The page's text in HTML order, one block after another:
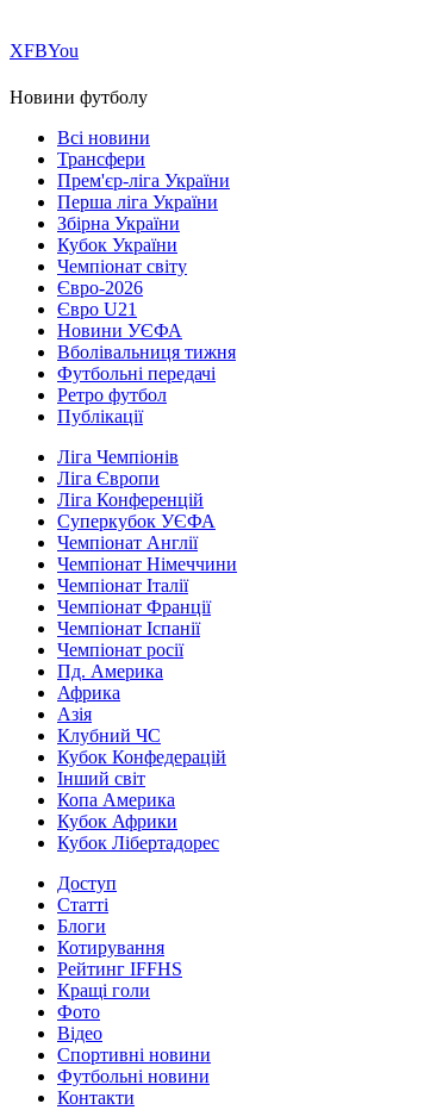
ХFBYou
Новини футболу
Всі новини
Трансфери
Прем'єр-ліга України
Перша ліга України
Збірна України
Кубок України
Чемпіонат світу
Євро-2026
Євро U21
Новини УЄФА
Вболівальниця тижня
Футбольні передачі
Ретро футбол
Публікації
Ліга Чемпіонів
Ліга Європи
Ліга Конференцій
Суперкубок УЄФА
Чемпіонат Англії
Чемпіонат Німеччини
Чемпіонат Італії
Чемпіонат Франції
Чемпіонат Іспанії
Чемпіонат росії
Пд. Америка
Африка
Азія
Клубний ЧС
Кубок Конфедерацій
Інший світ
Копа Америка
Кубок Африки
Кубок Лібертадорес
Доступ
Статті
Блоги
Котирування
Рейтинг IFFHS
Кращі голи
Фото
Відео
Спортивні новини
Футбольні новини
Контакти